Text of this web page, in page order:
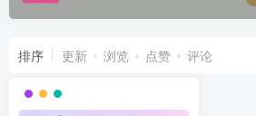
排序 更新 浏览 点赞 评论